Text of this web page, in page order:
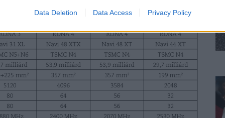
Data Deletion Data Access Privacy Policy